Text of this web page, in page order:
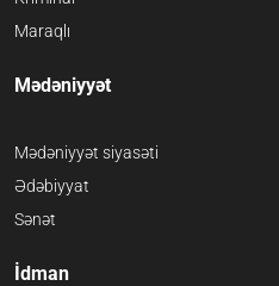
Maraqlı
Mədəniyyət
Mədəniyyət siyasəti
Ədəbiyyat
Sənət
İdman